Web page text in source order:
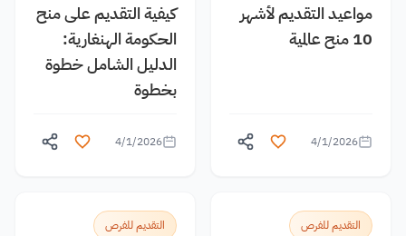
مواعيد التقديم لأشهر
10 منح عالمية
4/1/2026
كيفية التقديم على منح
الحكومة الهنغارية:
الدليل الشامل خطوة
بخطوة
4/1/2026
التقديم للفرص التقديم للفرص